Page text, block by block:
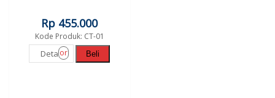
Rp 455.000
Kode Produk: CT-01
Detailor Beli